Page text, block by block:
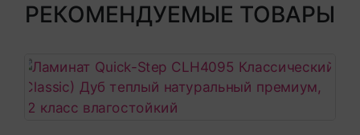
РЕКОМЕНДУЕМЫЕ ТОВАРЫ